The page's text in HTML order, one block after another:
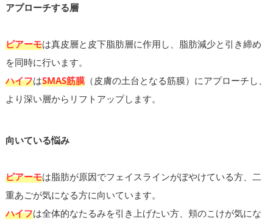
アプローチする層
ピアーモは真皮層と皮下脂肪層に作用し、脂肪減少と引き締め
を同時に行います。
ハイフはSMAS筋膜（皮膚の土台となる筋膜）にアプローチし、
より深い層からリフトアップします。
向いている悩み
ピアーモは脂肪が原因でフェイスラインがぼやけている方、二
重あごが気になる方に向いています。
ハイフは全体的なたるみを引き上げたい方、頬のこけが気にな